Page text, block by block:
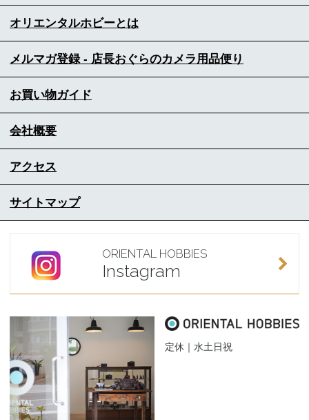
オリエンタルホビーとは
メルマガ登録 - 店長おぐらのカメラ用品便り
お買い物ガイド
会社概要
アクセス
サイトマップ
ORIENTAL HOBBIES
Instagram
定休｜水土日祝